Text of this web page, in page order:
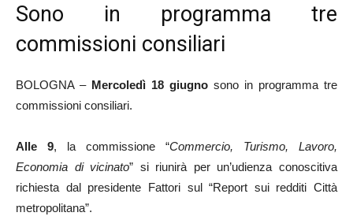
Sono in programma tre
commissioni consiliari
BOLOGNA –Mercoledì 18 giugno sono in programma tre
commissioni consiliari.
Alle 9, la commissione “Commercio, Turismo, Lavoro,
Economia di vicinato” si riunirà per un’udienza conoscitiva
richiesta dal presidente Fattori sul “Report sui redditi Città
metropolitana”.